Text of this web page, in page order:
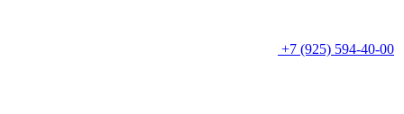
+7 (925) 594-40-00